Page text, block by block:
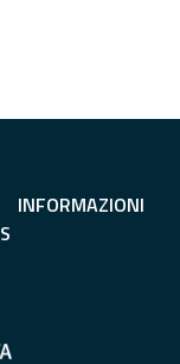
INFORMAZIONI